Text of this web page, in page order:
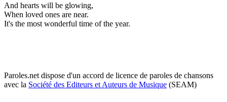
And hearts will be glowing,
When loved ones are near.
It's the most wonderful time of the year.
Paroles.net dispose d'un accord de licence de paroles de chansons
avec la Société des Editeurs et Auteurs de Musique (SEAM)